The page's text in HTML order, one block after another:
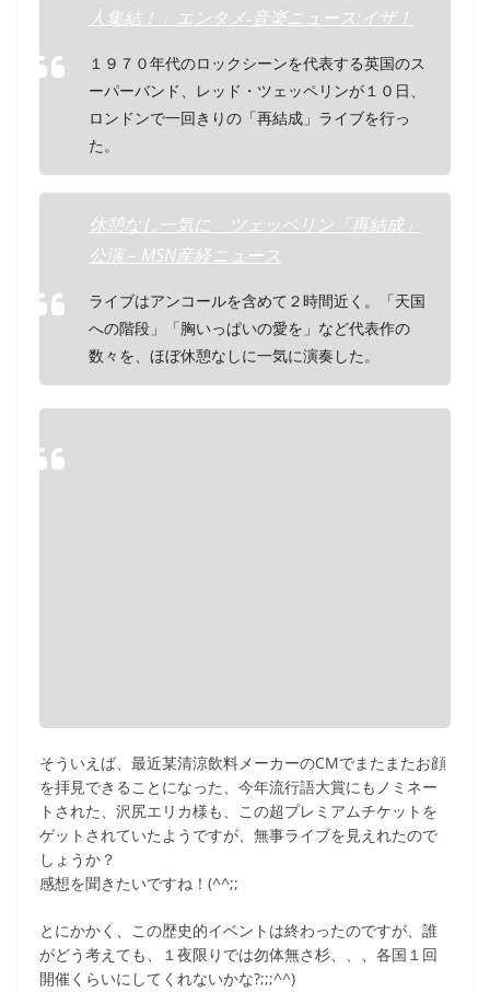
人集結！」エンタメ‐音楽ニュース:イザ！
１９７０年代のロックシーンを代表する英国のス
ーパーバンド、レッド・ツェッペリンが１０日、
ロンドンで一回きりの「再結成」ライブを行っ
た。
休憩なし一気に ツェッペリン「再結成」
公演 – MSN産経ニュース
ライブはアンコールを含めて２時間近く。「天国
への階段」「胸いっぱいの愛を」など代表作の
数々を、ほぼ休憩なしに一気に演奏した。
そういえば、最近某清涼飲料メーカーのCMでまたまたお顔
を拝見できることになった、今年流行語大賞にもノミネー
トされた、沢尻エリカ様も、この超プレミアムチケットを
ゲットされていたようですが、無事ライブを見えれたので
しょうか？
感想を聞きたいですね！(^^;;
とにかかく、この歴史的イベントは終わったのですが、誰
がどう考えても、１夜限りでは勿体無さ杉、、、各国１回
開催くらいにしてくれないかな?;;;^^)